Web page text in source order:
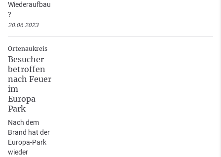
Wiederaufbau
?
20.06.2023
Ortenaukreis
Besucher
betroffen
nach Feuer
im
Europa-
Park
Nach dem
Brand hat der
Europa-Park
wieder